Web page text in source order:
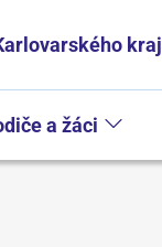
a žáci